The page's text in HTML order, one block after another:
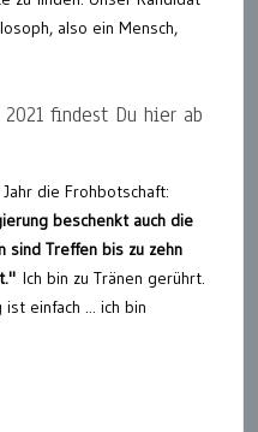
also ein Mensch,
findest Du hier ab
die Frohbotschaft:
beschenkt auch die
sind Treffen bis zu zehn
Ich bin zu Tränen gerührt.
einfach ... ich bin